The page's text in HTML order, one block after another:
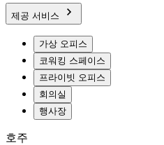
제공 서비스
가상 오피스
코워킹 스페이스
프라이빗 오피스
회의실
행사장
호주